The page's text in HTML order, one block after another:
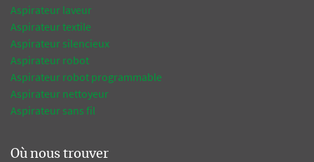
Aspirateur laveur
Aspirateur textile
Aspirateur silencieux
Aspirateur robot
Aspirateur robot programmable
Aspirateur nettoyeur
Aspirateur sans fil
Où nous trouver